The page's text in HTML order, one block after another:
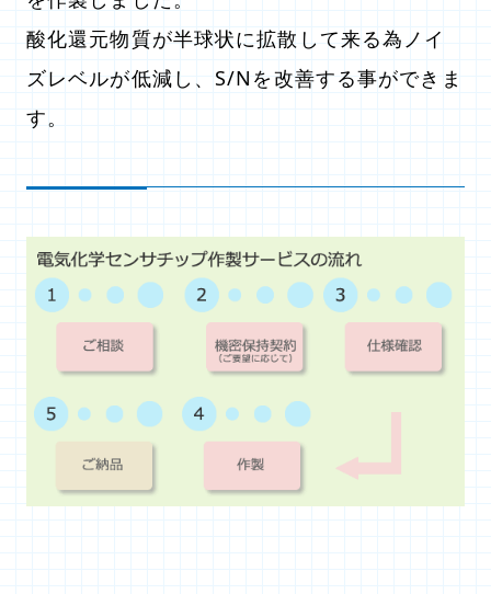
酸化還元物質が半球状に拡散して来る為ノイ
ズレベルが低減し、S/Nを改善する事ができま
す。